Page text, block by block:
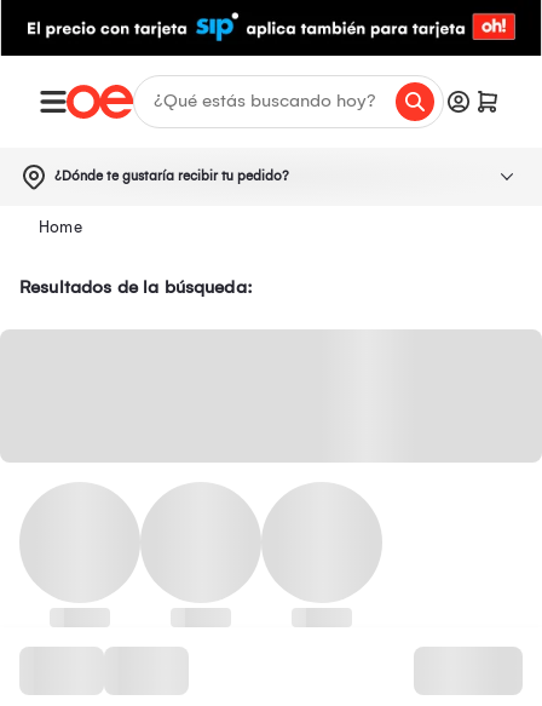
¿Dónde te gustaría recibir tu pedido?
Resultados de la búsqueda: